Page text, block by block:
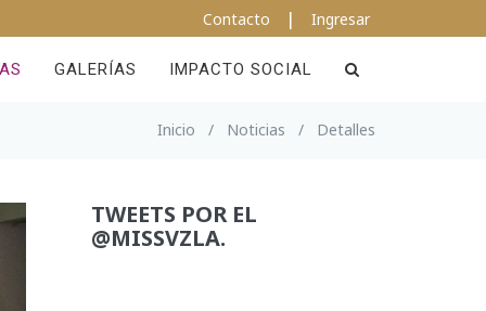
Contacto | Ingresar
GALERÍAS IMPACTO SOCIAL
Inicio / Noticias / Detalles
TWEETS POR EL
@MISSVZLA.